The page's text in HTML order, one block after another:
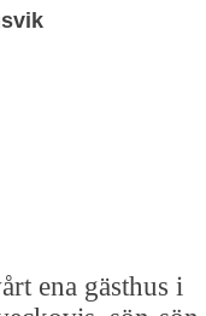
ena gästhus i